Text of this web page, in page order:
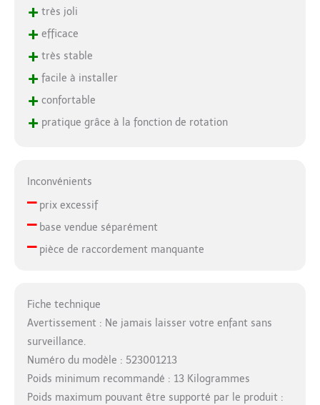
+ très joli
+ efficace
+ très stable
+ facile à installer
+ confortable
+ pratique grâce à la fonction de rotation
Inconvénients
–prix excessif
–base vendue séparément
–pièce de raccordement manquante
Fiche technique
Avertissement : Ne jamais laisser votre enfant sans
surveillance.
Numéro du modèle : 523001213
Poids minimum recommandé : 13 Kilogrammes
Poids maximum pouvant être supporté par le produit :